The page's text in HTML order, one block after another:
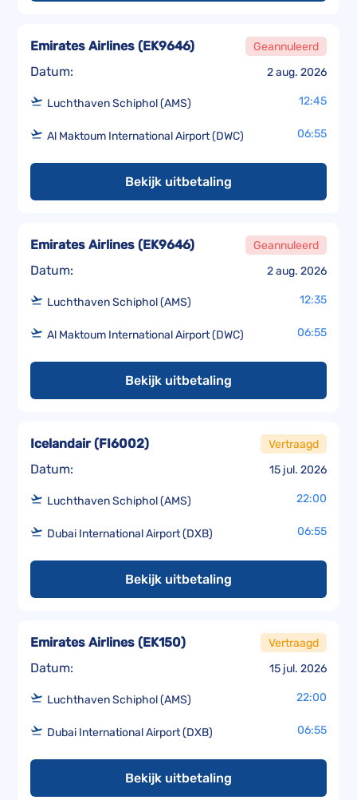
Datum: 2 aug. 2026
Emirates Airlines (EK9646) Geannuleerd
Luchthaven Schiphol (AMS) 12:45
Al Maktoum International Airport (DWC) 06:55
Bekijk uitbetaling
Datum: 2 aug. 2026
Emirates Airlines (EK9646) Geannuleerd
Luchthaven Schiphol (AMS) 12:35
Al Maktoum International Airport (DWC) 06:55
Bekijk uitbetaling
Datum: 15 jul. 2026
Icelandair(FI6002) Vertraagd
Luchthaven Schiphol (AMS) 22:00
Dubai International Airport (DXB) 06:55
Bekijk uitbetaling
Datum: 15 jul. 2026
Emirates Airlines (EK150) Vertraagd
Luchthaven Schiphol (AMS) 22:00
Dubai International Airport (DXB) 06:55
Bekijk uitbetaling